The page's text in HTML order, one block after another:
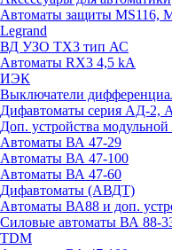
Автоматы защиты MS116,
Legrand
ВД УЗО TX3 тип АС
Автоматы RX3 4,5 kA
ИЭК
Выключатели
Дифавтоматы серия АД-
Доп. устройства модульной
Автоматы ВА 47-29
Автоматы ВА 47-100
Автоматы ВА 47-60
Дифавтоматы (АВДТ)
Автоматы ВА88 и доп.
Силовые автоматы ВА 88-
TDM